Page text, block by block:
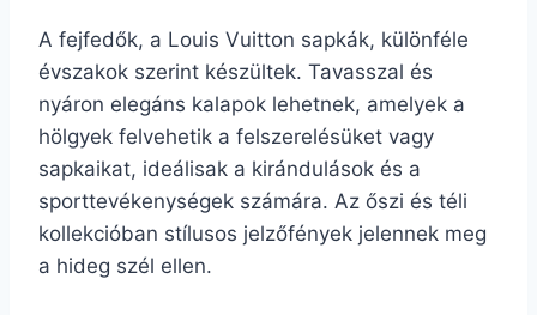
A fejfedők, a Louis Vuitton sapkák, különféle
évszakok szerint készültek. Tavasszal és
nyáron elegáns kalapok lehetnek, amelyek a
hölgyek felvehetik a felszerelésüket vagy
sapkaikat, ideálisak a kirándulások és a
sporttevékenységek számára. Az őszi és téli
kollekcióban stílusos jelzőfények jelennek meg
a hideg szél ellen.